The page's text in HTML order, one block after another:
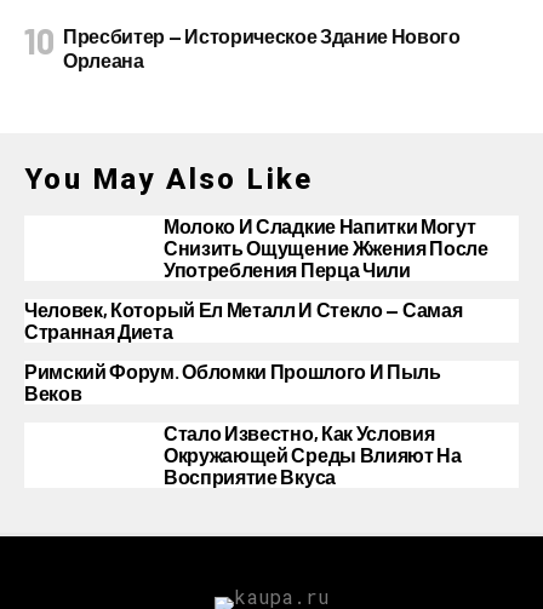
Пресбитер — Историческое Здание Нового
Орлеана
You May Also Like
Молоко И Сладкие Напитки Могут
Снизить Ощущение Жжения После
Употребления Перца Чили
Человек, Который Ел Металл И Стекло — Самая
Странная Диета
Римский Форум. Обломки Прошлого И Пыль
Веков
Стало Известно, Как Условия
Окружающей Среды Влияют На
Восприятие Вкуса